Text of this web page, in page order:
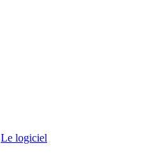
Le logiciel